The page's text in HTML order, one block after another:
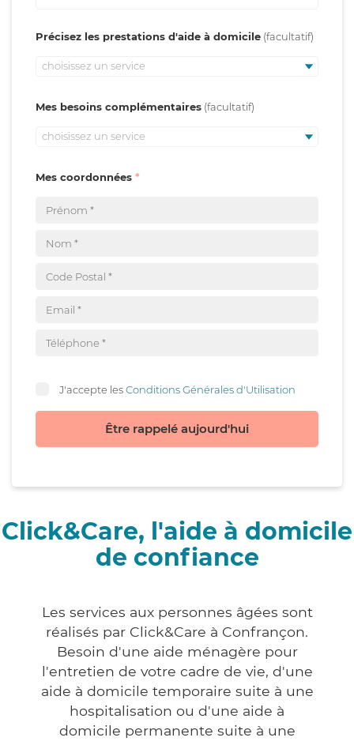
Précisez les prestations d'aide à domicile
choisissez un service
Mes besoins complémentaires
choisissez un service
Mes coordonnées
J'accepte lesConditions Générales d'Utilisation
Être rappelé aujourd'hui
Click&Care, l'aide à domicile
de confiance
Les services aux personnes âgées sont
réalisés par Click&Care à Confrançon.
Besoin d'une aide ménagère pour
l'entretien de votre cadre de vie, d'une
aide à domicile temporaire suite à une
hospitalisation ou d'une aide à
domicile permanente suite à une